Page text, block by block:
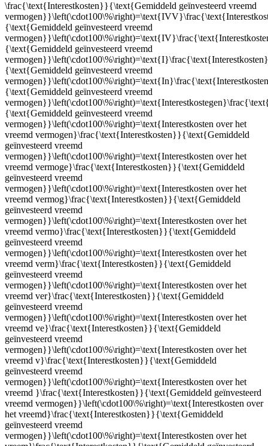
\frac{\text{Interestkosten}}{\text{Gemiddeld geïnvesteerd vreemd
{\text{Gemiddeld geïnvesteerd vreemd
{\text{Gemiddeld geïnvesteerd vreemd
{\text{Gemiddeld geïnvesteerd vreemd
{\text{Gemiddeld geïnvesteerd vreemd
{\text{Gemiddeld geïnvesteerd vreemd
vermogen}}\left(\cdot100\%\right)=\text{Interestkosten over het
vreemd vermogen}\frac{\text{Interestkosten}}{\text{Gemiddeld
geïnvesteerd vreemd
vermogen}}\left(\cdot100\%\right)=\text{Interestkosten over het
vreemd vermoge}\frac{\text{Interestkosten}}{\text{Gemiddeld
geïnvesteerd vreemd
vermogen}}\left(\cdot100\%\right)=\text{Interestkosten over het
vreemd vermog}\frac{\text{Interestkosten}}{\text{Gemiddeld
geïnvesteerd vreemd
vermogen}}\left(\cdot100\%\right)=\text{Interestkosten over het
vreemd vermo}\frac{\text{Interestkosten}}{\text{Gemiddeld
geïnvesteerd vreemd
vermogen}}\left(\cdot100\%\right)=\text{Interestkosten over het
vreemd verm}\frac{\text{Interestkosten}}{\text{Gemiddeld
geïnvesteerd vreemd
vermogen}}\left(\cdot100\%\right)=\text{Interestkosten over het
vreemd ver}\frac{\text{Interestkosten}}{\text{Gemiddeld
geïnvesteerd vreemd
vermogen}}\left(\cdot100\%\right)=\text{Interestkosten over het
vreemd ve}\frac{\text{Interestkosten}}{\text{Gemiddeld
geïnvesteerd vreemd
vermogen}}\left(\cdot100\%\right)=\text{Interestkosten over het
vreemd v}\frac{\text{Interestkosten}}{\text{Gemiddeld
geïnvesteerd vreemd
vermogen}}\left(\cdot100\%\right)=\text{Interestkosten over het
vreemd }\frac{\text{Interestkosten}}{\text{Gemiddeld geïnvesteerd
vreemd vermogen}}\left(\cdot100\%\right)=\text{Interestkosten over
het vreemd}\frac{\text{Interestkosten}}{\text{Gemiddeld
geïnvesteerd vreemd
vermogen}}\left(\cdot100\%\right)=\text{Interestkosten over het